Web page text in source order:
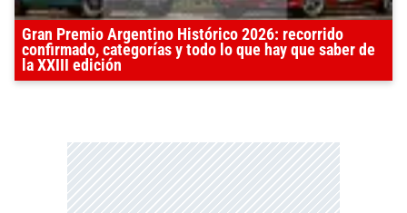
Gran Premio Argentino Histórico 2026: recorrido
confirmado, categorías y todo lo que hay que saber de
la XXIII edición